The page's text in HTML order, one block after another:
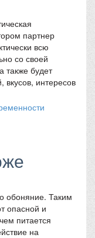
партнер
всю
со своей
также будет
вкусов, интересов
обоняние. Таким
опасной и
питается
на